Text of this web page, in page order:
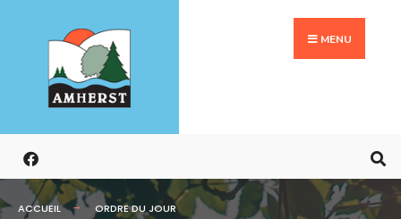
MENU
ACCUEIL ORDRE DU JOUR